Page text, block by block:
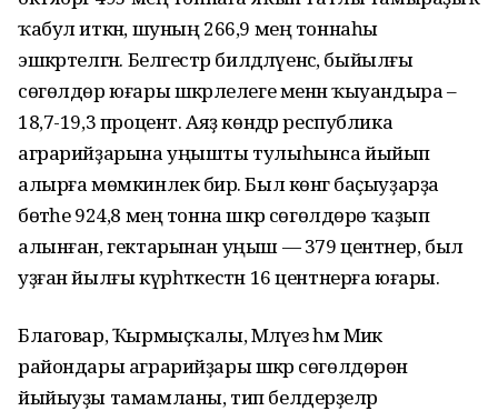
ҡабул иткән, шуның 266,9 мең тоннаһы
эшкәртелгән. Белгестәр билдәләүенсә, быйылғы
сөгөлдөр юғары шәкәрлелеге менән ҡыуандыра –
18,7-19,3 процент. Аяҙ көндәр республика
аграрийҙарына уңышты тулыһынса йыйып
алырға мөмкинлек бирә. Был көнгә баҫыуҙарҙа
бөтәһе 924,8 мең тонна шәкәр сөгөлдөрө ҡаҙып
алынған, гектарынан уңыш — 379 центнер, был
уҙған йылғы күрһәткестән 16 центнерға юғары.
Благовар, Ҡырмыҫҡалы, Мәләүез һәм Миәкә
райондары аграрийҙары шәкәр сөгөлдөрөн
йыйыуҙы тамамланы, тип белдерҙеләр